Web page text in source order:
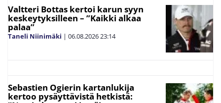
Valtteri Bottas kertoi karun syyn
keskeytyksilleen – ”Kaikki alkaa
palaa”
Taneli Niinimäki | 06.08.202623:14
Sebastien Ogierin kartanlukija
kertoo pysäyttävistä hetkistä: